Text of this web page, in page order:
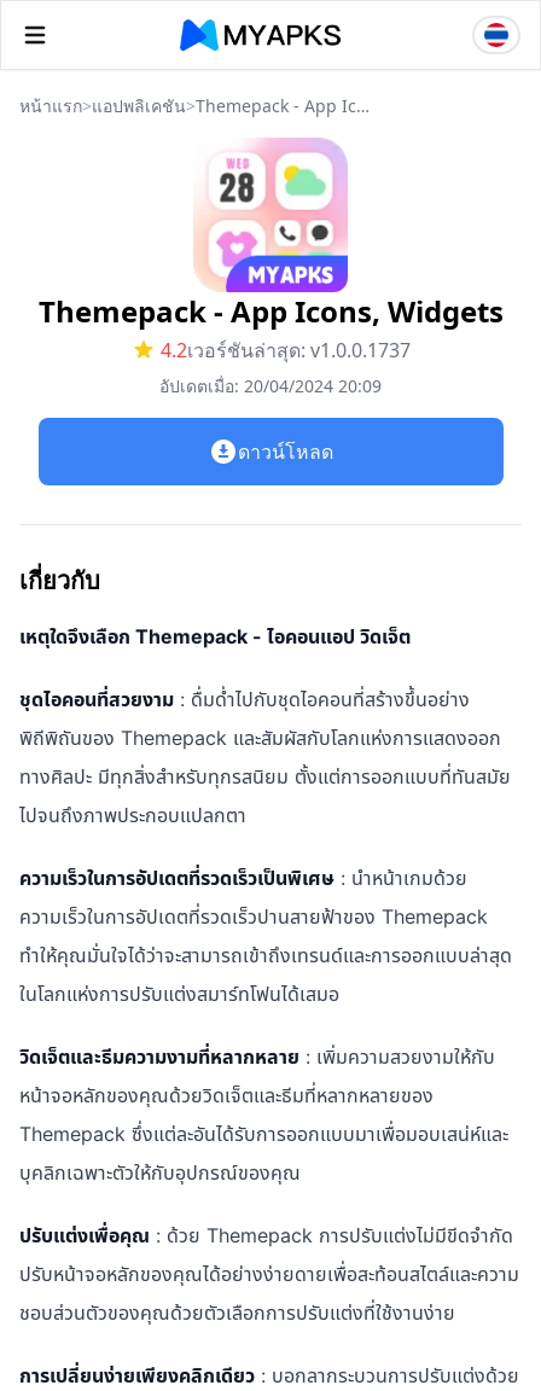
หน้าแรก>แอปพลิเคชัน> Themepack - App Icons, Widgets
Themepack - App Icons, Widgets
4.2เวอร์ชันล่าสุด: v1.0.0.1737
อัปเดตเมื่อ: 20/04/2024 20:09
ดาวน์โหลด
เกี่ยวกับ
เหตุใดจึงเลือก Themepack - ไอคอนแอป วิดเจ็ต
ชุดไอคอนที่สวยงาม : ดื่มด่ำไปกับชุดไอคอนที่สร้างขึ้นอย่าง
พิถีพิถันของ Themepack และสัมผัสกับโลกแห่งการแสดงออก
ทางศิลปะ มีทุกสิ่งสำหรับทุกรสนิยม ตั้งแต่การออกแบบที่ทันสมัย
ไปจนถึงภาพประกอบแปลกตา
ความเร็วในการอัปเดตที่รวดเร็วเป็นพิเศษ : นำหน้าเกมด้วย
ความเร็วในการอัปเดตที่รวดเร็วปานสายฟ้าของ Themepack
ทำให้คุณมั่นใจได้ว่าจะสามารถเข้าถึงเทรนด์และการออกแบบล่าสุด
ในโลกแห่งการปรับแต่งสมาร์ทโฟนได้เสมอ
วิดเจ็ตและธีมความงามที่หลากหลาย : เพิ่มความสวยงามให้กับ
หน้าจอหลักของคุณด้วยวิดเจ็ตและธีมที่หลากหลายของ
Themepack ซึ่งแต่ละอันได้รับการออกแบบมาเพื่อมอบเสน่ห์และ
บุคลิกเฉพาะตัวให้กับอุปกรณ์ของคุณ
ปรับแต่งเพื่อคุณ : ด้วย Themepack การปรับแต่งไม่มีขีดจำกัด
ปรับหน้าจอหลักของคุณได้อย่างง่ายดายเพื่อสะท้อนสไตล์และความ
ชอบส่วนตัวของคุณด้วยตัวเลือกการปรับแต่งที่ใช้งานง่าย
การเปลี่ยนง่ายเพียงคลิกเดียว : บอกลากระบวนการปรับแต่งด้วย